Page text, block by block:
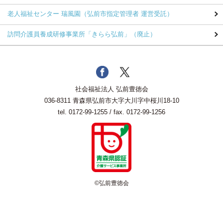
老人福祉センター 瑞風園 （弘前市指定管理者 運営受託）
訪問介護員養成研修事業所 「きらら弘前」（廃止）
社会福祉法人 弘前豊徳会
036-8311 青森県弘前市大字大川字中桜川18-10
tel. 0172-99-1255 / fax. 0172-99-1256
©弘前豊徳会